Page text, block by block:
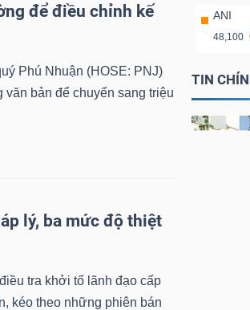
để điều chỉnh kế
Phú Nhuận (HOSE: PNJ)
bản để chuyển sang triệu
lý, ba mức độ thiệt
tra khởi tố lãnh đạo cấp
kéo theo những phiên bán
ANI
48,100
TIN